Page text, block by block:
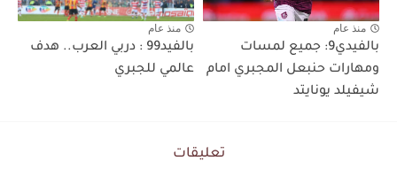
منذ عام
بالفيدي9: جميع لمسات
ومهارات حنبعل المجبري امام
شيفيلد يونايتد
منذ عام
بالفيد99 : دربي العرب.. هدف
عالمي للجبري
تعليقات